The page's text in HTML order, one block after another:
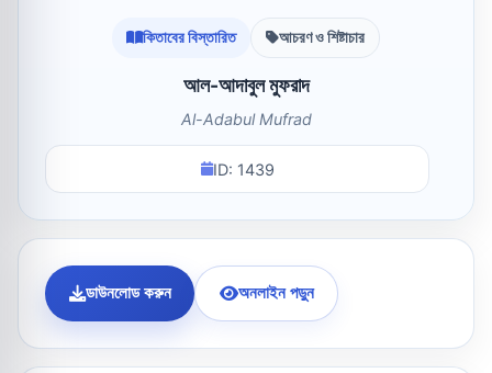
কিতাবের বিস্তারিত আচরণ ও শিষ্টাচার
আল-আদাবুল মুফরাদ
Al-Adabul Mufrad
ID: 1439
ডাউনলোড করুন অনলাইন পড়ুন